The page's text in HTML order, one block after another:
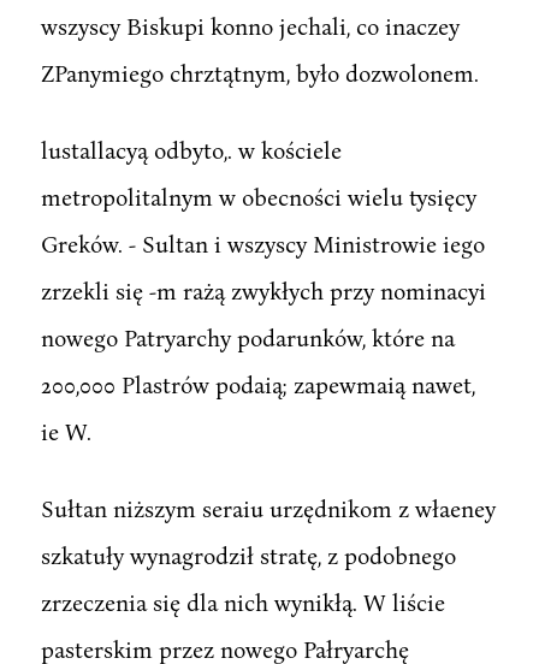
wszyscy Biskupi konno jechali, co inaczey
ZPanymiego chrztątnym, było dozwolonem.
lustallacyą odbyto,. w kościele
metropolitalnym w obecności wielu tysięcy
Greków. - Sultan i wszyscy Ministrowie iego
zrzekli się -m rażą zwykłych przy nominacyi
nowego Patryarchy podarunków, które na
200,000 Plastrów podaią; zapewmaią nawet,
ie W.
Sułtan niższym seraiu urzędnikom z właeney
szkatuły wynagrodził stratę, z podobnego
zrzeczenia się dla nich wynikłą. W liście
pasterskim przez nowego Pałryarchę